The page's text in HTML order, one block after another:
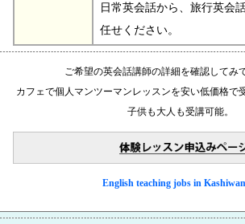
日常英会話から、旅行英会
任せください。
ご希望の英会話講師の詳細を確認してみ
カフェで個人マンツーマンレッスンを安い低価格で
子供も大人も受講可能。
English teaching jobs in